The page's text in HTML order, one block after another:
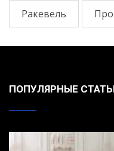
Ракевель
ПОПУЛЯРНЫЕ